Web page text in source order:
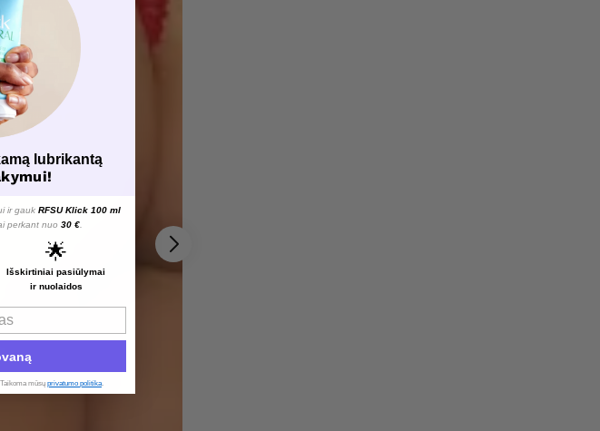
lubrikantą
ir gauk RFSU Klick 100 ml
perkant nuo 30 €
🌟
Išskirtiniai pasiūlymai
ir nuolaidos
mūsų privatumo politika.​